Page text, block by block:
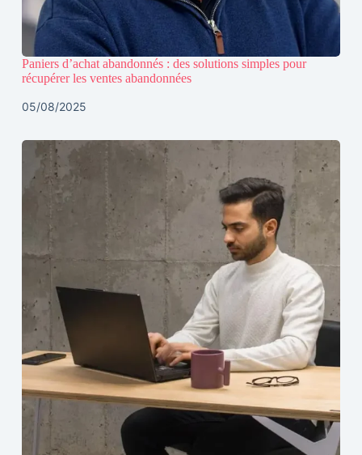
Paniers d’achat abandonnés : des solutions simples pour
récupérer les ventes abandonnées
05/08/2025